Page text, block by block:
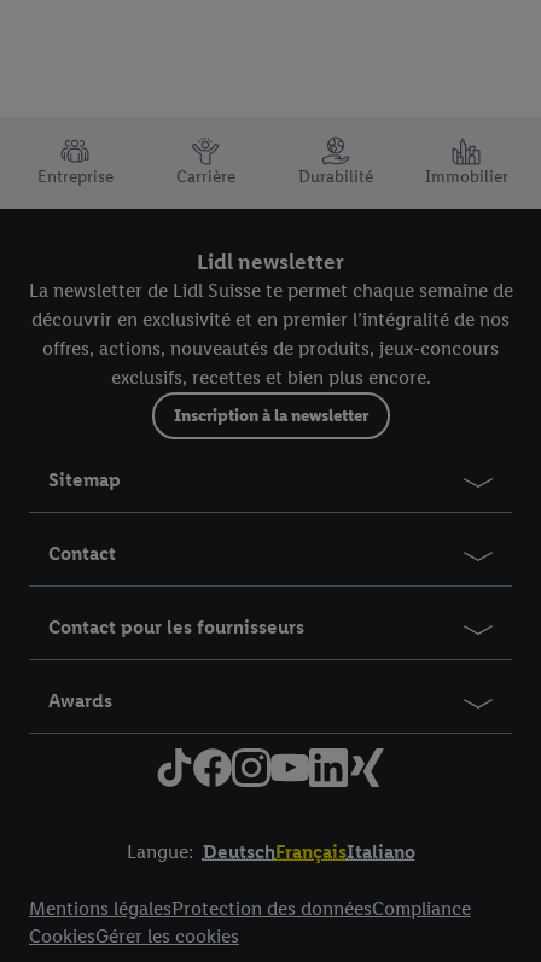
TRUSTBAR
Entreprise Carrière Durabilité Immobilier
Lidl newsletter
La newsletter de Lidl Suisse te permet chaque semaine de
découvrir en exclusivité et en premier l’intégralité de nos
offres, actions, nouveautés de produits, jeux-concours
exclusifs, recettes et bien plus encore.
Inscription à la newsletter
Sitemap
Contact
Contact pour les fournisseurs
Awards
Langue: DeutschFrançaisItaliano
Mentions légalesProtection des donnéesCompliance
CookiesGérer les cookies